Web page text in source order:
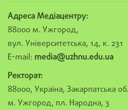
Адреса Медіацентру:
88000 м. Ужгород,
вул. Університетська, 14, к. 231
E-mail: media@uzhnu.edu.ua
Ректорат:
88000, Україна, Закарпатська
м. Ужгород, пл. Народна, 3